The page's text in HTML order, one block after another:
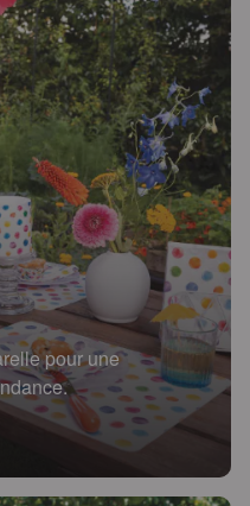
pour une